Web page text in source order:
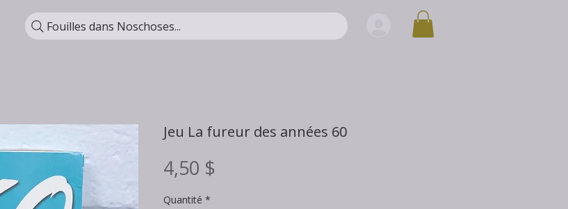
Fouilles dans Noschoses...
Jeu La fureur des années 60
4,50 $
Quantité *